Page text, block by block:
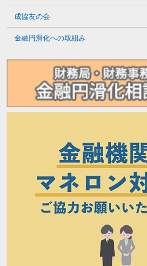
成協友の会
金融円滑化への取組み